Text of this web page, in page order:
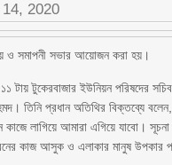
2020
ও সমাপনী সভার আয়োজন করা হয়।
টায় টুকেরবাজার ইউনিয়ন পরিষদের
তিনি প্রধান অতিথির বিক্তব্যে
কাজে লাগিয়ে আমারা এগিয়ে যাবো।
কাজ আসুক ও এলাকার মানুষ উপকার